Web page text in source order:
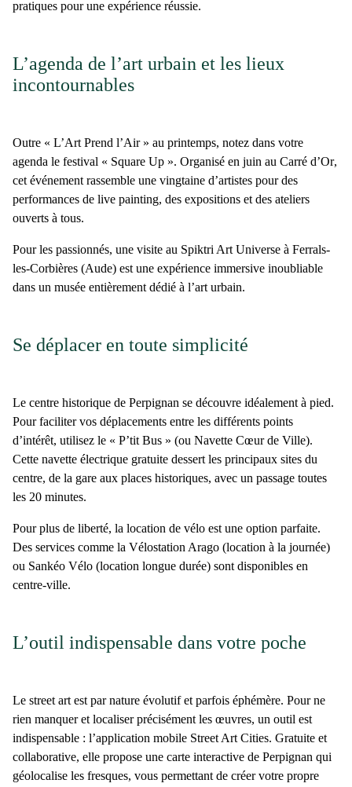
pratiques pour une expérience réussie.
L’agenda de l’art urbain et les lieux
incontournables
Outre « L’Art Prend l’Air » au printemps, notez dans votre
agenda le festival « Square Up ». Organisé en juin au Carré d’Or,
cet événement rassemble une vingtaine d’artistes pour des
performances de live painting, des expositions et des ateliers
ouverts à tous.
Pour les passionnés, une visite au Spiktri Art Universe à Ferrals-
les-Corbières (Aude) est une expérience immersive inoubliable
dans un musée entièrement dédié à l’art urbain.
Se déplacer en toute simplicité
Le centre historique de Perpignan se découvre idéalement à pied.
Pour faciliter vos déplacements entre les différents points
d’intérêt, utilisez le « P’tit Bus » (ou Navette Cœur de Ville).
Cette navette électrique gratuite dessert les principaux sites du
centre, de la gare aux places historiques, avec un passage toutes
les 20 minutes.
Pour plus de liberté, la location de vélo est une option parfaite.
Des services comme la Vélostation Arago (location à la journée)
ou Sankéo Vélo (location longue durée) sont disponibles en
centre-ville.
L’outil indispensable dans votre poche
Le street art est par nature évolutif et parfois éphémère. Pour ne
rien manquer et localiser précisément les œuvres, un outil est
indispensable : l’application mobile Street Art Cities. Gratuite et
collaborative, elle propose une carte interactive de Perpignan qui
géolocalise les fresques, vous permettant de créer votre propre